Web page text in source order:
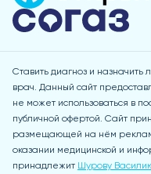
Ставить диагноз и
врач. Данный сайт
не может использоваться в
публичной офертой. Сайт
размещающей на нём
оказании медицинской и
принадлежит Шурову